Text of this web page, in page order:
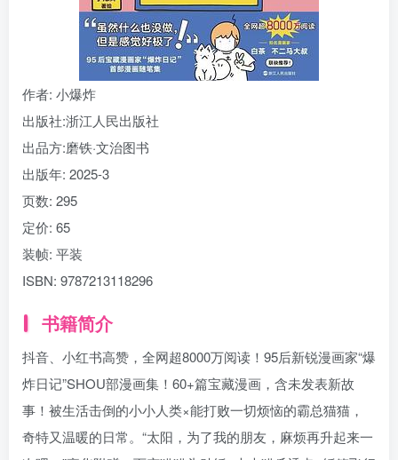
作者: 小爆炸
出版社:浙江人民出版社
出品方:磨铁·文治图书
出版年: 2025-3
页数: 295
定价: 65
装帧: 平装
ISBN: 9787213118296
书籍简介
抖音、小红书高赞，全网超8000万阅读！95后新锐漫画家“爆
炸日记”SHOU部漫画集！60+篇宝藏漫画，含未发表新故
事！被生活击倒的小小人类×能打败一切烦恼的霸总猫猫，
奇特又温暖的日常。“太阳，为了我的朋友，麻烦再升起来一
登录
社交账号登录